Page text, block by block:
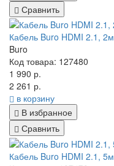
Сравнить
Кабель Buro HDMI 2.1, 2м
Buro
Код товара: 127480
1 990 р.
2 261 р.
в корзину
В избранное
Сравнить
Кабель Buro HDMI 2.1, 5м